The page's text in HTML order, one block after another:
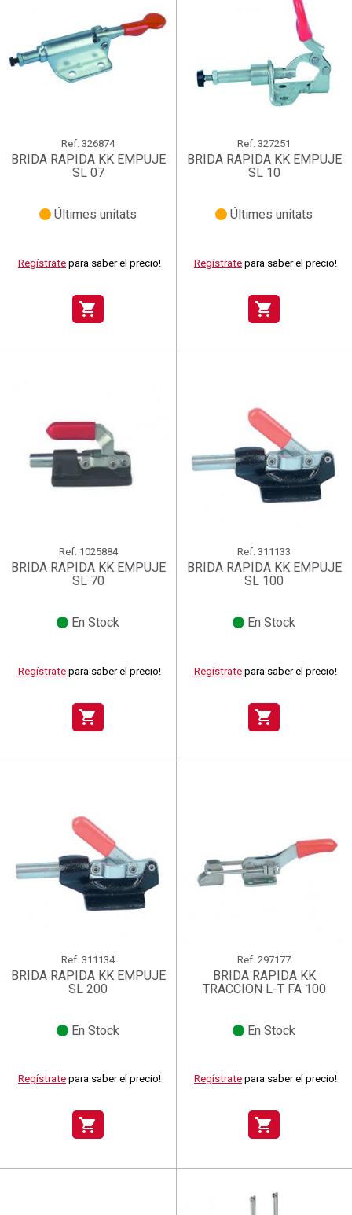
Ref. 326874
BRIDA RAPIDA KK EMPUJE
SL 07
Últimes unitats
Regístrate para saber el precio!
shopping_cart
Ref. 327251
BRIDA RAPIDA KK EMPUJE
SL 10
Últimes unitats
Regístrate para saber el precio!
shopping_cart
Ref. 1025884
BRIDA RAPIDA KK EMPUJE
SL 70
En Stock
Regístrate para saber el precio!
shopping_cart
Ref. 311133
BRIDA RAPIDA KK EMPUJE
SL 100
En Stock
Regístrate para saber el precio!
shopping_cart
Ref. 311134
BRIDA RAPIDA KK EMPUJE
SL 200
En Stock
Regístrate para saber el precio!
shopping_cart
Ref. 297177
BRIDA RAPIDA KK
TRACCION L-T FA 100
En Stock
Regístrate para saber el precio!
shopping_cart